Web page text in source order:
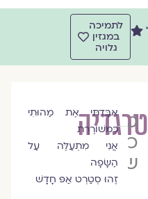
לתמיכה
במגזין
גלויה
טרגדיה
טלי
כהן
שבתאי
אִבַּדְתִּי אֶת מַהוּתִי
כִּמְשׁוֹרֶרֶת
אֲנִי מִתְעַלֶּה עַל
הַשָּׂפָה
זֶהוּ סְטַרְט אַפּ חָדָשׁ